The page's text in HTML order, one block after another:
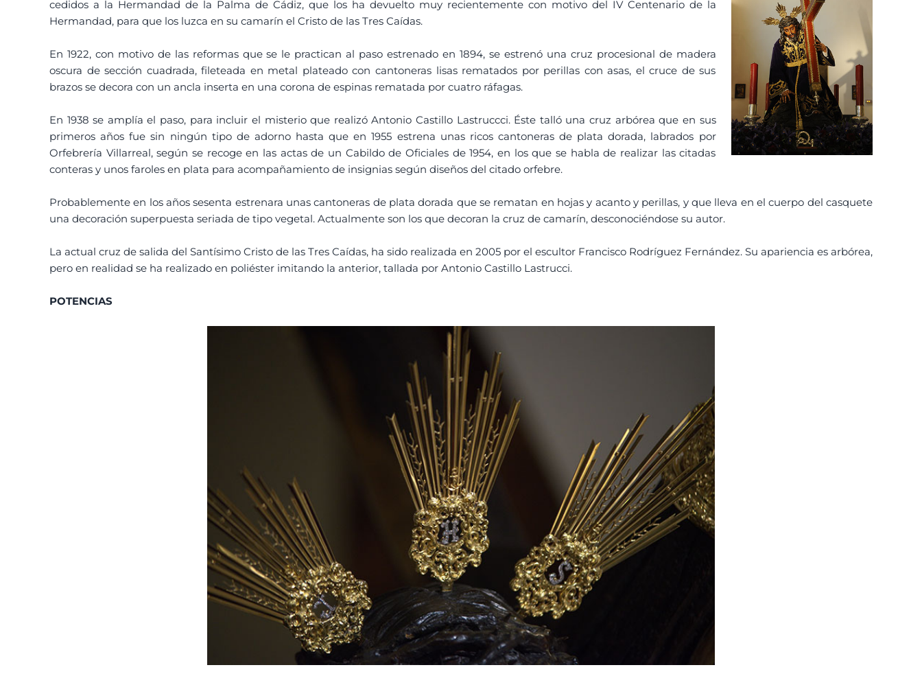
cedidos a la Hermandad de la Palma de Cádiz, que los ha devuelto muy recientemente con motivo del IV Centenario de la
Hermandad, para que los luzca en su camarín el Cristo de las Tres Caídas.
En 1922, con motivo de las reformas que se le practican al paso estrenado en 1894, se estrenó una cruz procesional de madera
oscura de sección cuadrada, fileteada en metal plateado con cantoneras lisas rematados por perillas con asas, el cruce de sus
brazos se decora con un ancla inserta en una corona de espinas rematada por cuatro ráfagas.
En 1938 se amplía el paso, para incluir el misterio que realizó Antonio Castillo Lastruccci. Éste talló una cruz arbórea que en sus
primeros años fue sin ningún tipo de adorno hasta que en 1955 estrena unas ricos cantoneras de plata dorada, labrados por
Orfebrería Villarreal, según se recoge en las actas de un Cabildo de Oficiales de 1954, en los que se habla de realizar las citadas
conteras y unos faroles en plata para acompañamiento de insignias según diseños del citado orfebre.
Probablemente en los años sesenta estrenara unas cantoneras de plata dorada que se rematan en hojas y acanto y perillas, y que lleva en el cuerpo del casquete
una decoración superpuesta seriada de tipo vegetal. Actualmente son los que decoran la cruz de camarín, desconociéndose su autor.
La actual cruz de salida del Santísimo Cristo de las Tres Caídas, ha sido realizada en 2005 por el escultor Francisco Rodríguez Fernández. Su apariencia es arbórea,
pero en realidad se ha realizado en poliéster imitando la anterior, tallada por Antonio Castillo Lastrucci.
POTENCIAS